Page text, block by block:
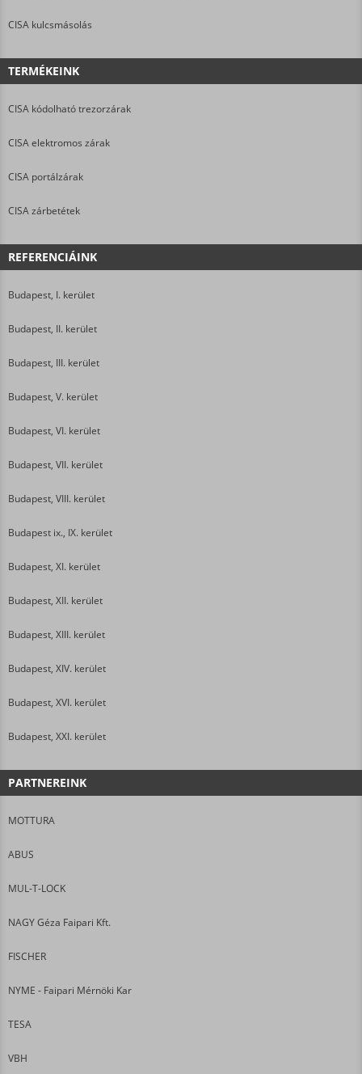
CISA kulcsmásolás
TERMÉKEINK
CISA kódolható trezorzárak
CISA elektromos zárak
CISA portálzárak
CISA zárbetétek
REFERENCIÁINK
Budapest, I. kerület
Budapest, II. kerület
Budapest, III. kerület
Budapest, V. kerület
Budapest, VI. kerület
Budapest, VII. kerület
Budapest, VIII. kerület
Budapest ix., IX. kerület
Budapest, XI. kerület
Budapest, XII. kerület
Budapest, XIII. kerület
Budapest, XIV. kerület
Budapest, XVI. kerület
Budapest, XXI. kerület
PARTNEREINK
MOTTURA
ABUS
MUL-T-LOCK
NAGY Géza Faipari Kft.
FISCHER
NYME - Faipari Mérnöki Kar
TESA
VBH